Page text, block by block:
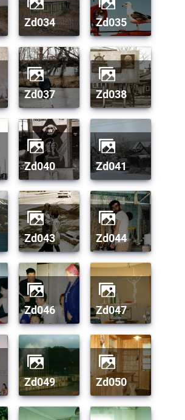
zd034 zd035
zd037 zd038
zd040 zd041
zd043 zd044
zd046 zd047
zd049 zd050